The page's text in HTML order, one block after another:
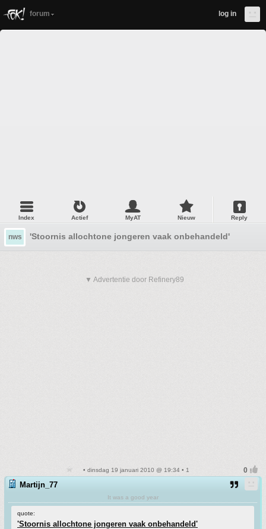
forum log in
Index Actief MyAT Nieuw Reply
nws 'Stoornis allochtone jongeren vaak onbehandeld'
▼ Advertentie door Refinery89
• dinsdag 19 januari 2010 @ 19:34 • 1
Martijn_77
It was a good year
quote:
'Stoornis allochtone jongeren vaak onbehandeld'